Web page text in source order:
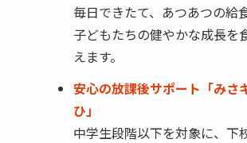
毎日できたて、あつあつの給
子どもたちの健やかな成長を
えます。
安心の放課後サポート「みさ
ひ」
中学生段階以下を対象に、下